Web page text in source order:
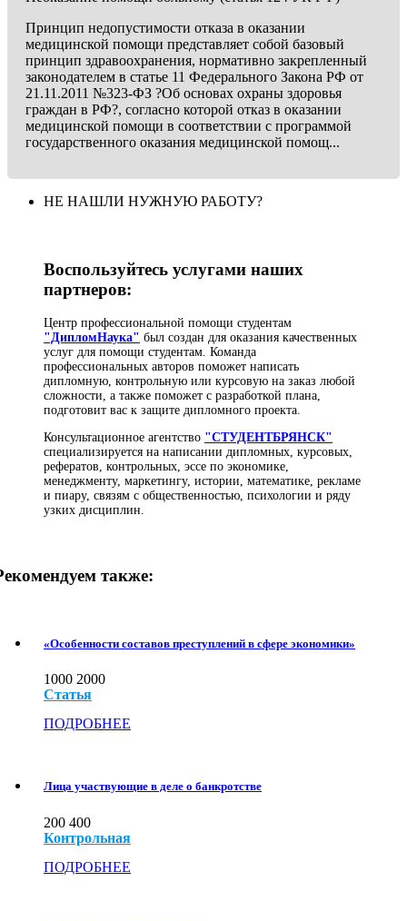
Принцип недопустимости отказа в оказании
медицинской помощи представляет собой базовый
принцип здравоохранения, нормативно закрепленный
законодателем в статье 11 Федерального Закона РФ от
21.11.2011 №323-ФЗ ?Об основах охраны здоровья
граждан в РФ?, согласно которой отказ в оказании
медицинской помощи в соответствии с программой
государственного оказания медицинской помощ...
НЕ НАШЛИ НУЖНУЮ РАБОТУ?
Воспользуйтесь услугами наших
партнеров:
Центр профессиональной помощи студентам
"ДипломНаука" был создан для оказания качественных
услуг для помощи студентам. Команда
профессиональных авторов поможет написать
дипломную, контрольную или курсовую на заказ любой
сложности, а также поможет с разработкой плана,
подготовит вас к защите дипломного проекта.
Консультационное агентство "СТУДЕНТБРЯНСК"
специализируется на написании дипломных, курсовых,
рефератов, контрольных, эссе по экономике,
менеджменту, маркетингу, истории, математике, рекламе
и пиару, связям с общественностью, психологии и ряду
узких дисциплин.
также:
«Особенности составов преступлений в сфере экономики»
1000 2000
Статья
ПОДРОБНЕЕ
Лица участвующие в деле о банкротстве
200 400
Контрольная
ПОДРОБНЕЕ